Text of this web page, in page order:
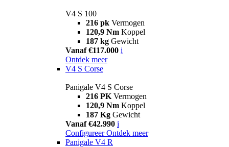
V4 S 100
216 pk Vermogen
120,9 Nm Koppel
187 kg Gewicht
Vanaf €117.000 i
Ontdek meer
V4 S Corse
Panigale V4 S Corse
216 PK Vermogen
120,9 Nm Koppel
187 Kg Gewicht
Vanaf €42.990 i
Configureer Ontdek meer
Panigale V4 R